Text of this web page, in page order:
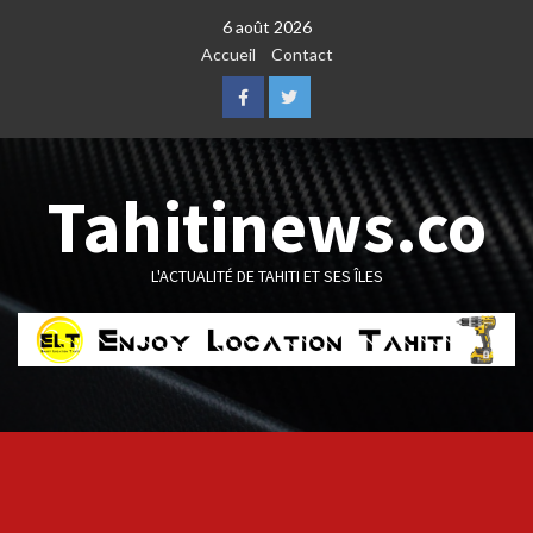
6 août 2026
Accueil
Contact
FacebookTwitter
Tahitinews.co
L'ACTUALITÉ DE TAHITI ET SES ÎLES